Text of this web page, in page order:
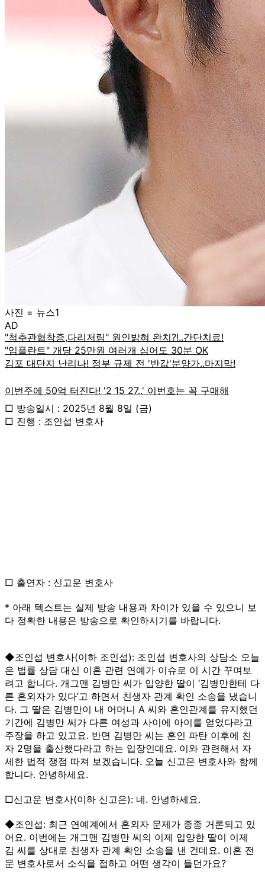
사진 = 뉴스1
AD
□ 방송일시 : 2025년 8월 8일 (금)
□ 진행 : 조인섭 변호사
□ 출연자 : 신고운 변호사
* 아래 텍스트는 실제 방송 내용과 차이가 있을 수 있으니 보
다 정확한 내용은 방송으로 확인하시기를 바랍니다.
◆조인섭 변호사(이하 조인섭): 조인섭 변호사의 상담소 오늘
은 법률 상담 대신 이혼 관련 연예가 이슈로 이 시간 꾸며보
려고 합니다. 개그맨 김병만 씨가 입양한 딸이 ‘김병만한테 다
른 혼외자가 있다’고 하면서 친생자 관계 확인 소송을 냈습니
다. 그 딸은 김병만이 내 어머니 A 씨와 혼인관계를 유지했던
기간에 김병만 씨가 다른 여성과 사이에 아이를 얻었다라고
주장을 하고 있고요. 반면 김병만 씨는 혼인 파탄 이후에 친
자 2명을 출산했다라고 하는 입장인데요. 이와 관련해서 자
세한 법적 쟁점 따져 보겠습니다. 오늘 신고은 변호사와 함께
합니다. 안녕하세요.
□신고운 변호사(이하 신고은): 네. 안녕하세요.
◆조인섭: 최근 연예계에서 혼외자 문제가 종종 거론되고 있
어요. 이번에는 개그맨 김병만 씨의 이제 입양한 딸이 이제
김 씨를 상대로 친생자 관계 확인 소송을 낸 건데요. 이혼 전
문 변호사로서 소식을 접하고 어떤 생각이 들던가요?